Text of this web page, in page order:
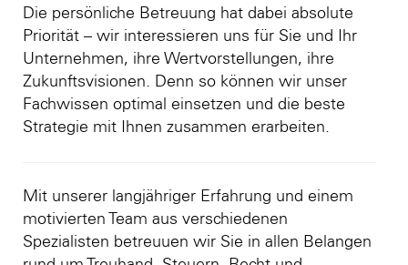
Die persönliche Betreuung hat dabei absolute
Priorität – wir interessieren uns für Sie und Ihr
Unternehmen, ihre Wertvorstellungen, ihre
Zukunftsvisionen. Denn so können wir unser
Fachwissen optimal einsetzen und die beste
Strategie mit Ihnen zusammen erarbeiten.
Mit unserer langjähriger Erfahrung und einem
motivierten Team aus verschiedenen
Spezialisten betreuuen wir Sie in allen Belangen